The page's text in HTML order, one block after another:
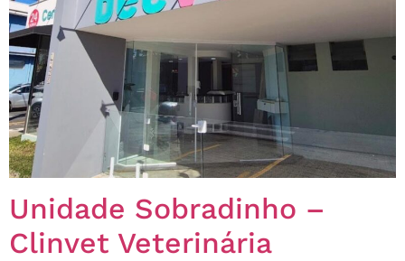
Unidade Sobradinho –
Clinvet Veterinária